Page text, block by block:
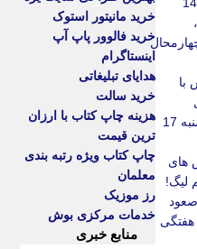
با
فال ابجد | فال ابجد فردا شنبه 17
های
لیگ!
دلار صعود
خرید مانیتور استوک
خرید فالوور پاپ آپ
اینستاگرام
هدایای تبلیغاتی
خرید سالت
هزینه چاپ کتاب با ارزان
ترین قیمت
چاپ کتاب ویژه رتبه بندی
معلمان
رز موزیک
خدمات مرکزی بوش
منابع خبری